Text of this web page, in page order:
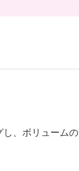
し、ボリュームの